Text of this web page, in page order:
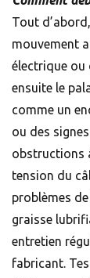
Tout
mouvement
électrique ou
ensuite le
comme un
ou des
obstructions
tension du
problèmes
graisse
entretien
fabricant.